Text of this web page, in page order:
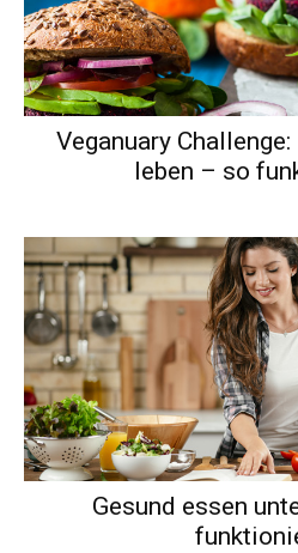
Veganuary
leben – so
Gesund essen